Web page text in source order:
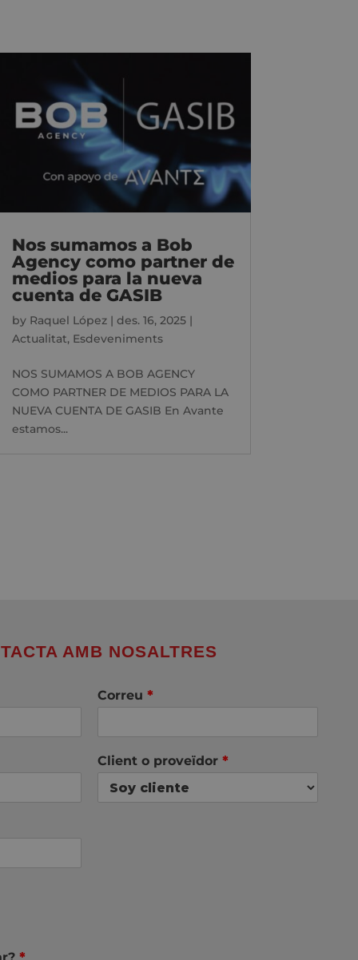
Nos sumamos a Bob
Agency como partner de
medios para la nueva
cuenta de GASIB
by Raquel López| des. 16, 2025|
Actualitat, Esdeveniments
NOS SUMAMOS A BOB AGENCY
COMO PARTNER DE MEDIOS PARA LA
NUEVA CUENTA DE GASIB En Avante
estamos...
AMB NOSALTRES
Correu *
Client o proveïdor *